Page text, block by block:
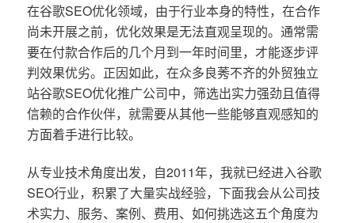
在谷歌SEO优化领域，由于行业本身的特性，在合作
尚未开展之前，优化效果是无法直观呈现的。通常需
要在付款合作后的几个月到一年时间里，才能逐步评
判效果优劣。正因如此，在众多良莠不齐的外贸独立
站谷歌SEO优化推广公司中，筛选出实力强劲且值得
信赖的合作伙伴，就需要从其他一些能够直观感知的
方面着手进行比较。
从专业技术角度出发，自2011年，我就已经进入谷歌
SEO行业，积累了大量实战经验，下面我会从公司技
术实力、服务、案例、费用、如何挑选这五个角度为